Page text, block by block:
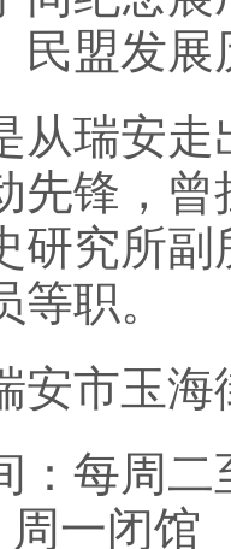
民盟发展
瑞安走
先锋，
研究所
职。
市玉海
每周二
一闭馆